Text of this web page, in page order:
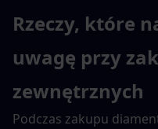
Rzeczy, które
uwagę przy
zewnętrznych
Podczas zakupu